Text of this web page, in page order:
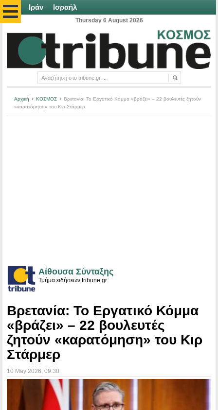
Ιράν Ισραήλ
Thursday 6 August 2026
Αρχική ΚΟΣΜΟΣ
Βρετανία: Το Εργατικό Κόμμα «βράζει» – 22 βουλευτές ζητούν
«καρατόμηση» του Κιρ Στάρμερ
Αίθουσα Σύνταξης
Τμήμα ειδήσεων tribune.gr
Βρετανία: Το Εργατικό Κόμμα
«βράζει» – 22 βουλευτές
ζητούν «καρατόμηση» του Κιρ
Στάρμερ
10 May 2026 , 09:30